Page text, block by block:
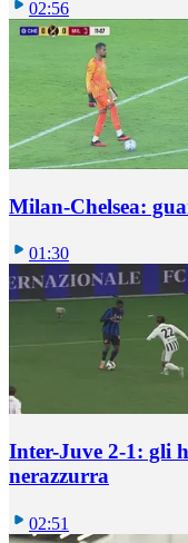
02:56
Milan-Chelsea:
01:30
Inter-Juve 2-1: gli
nerazzurra
02:51